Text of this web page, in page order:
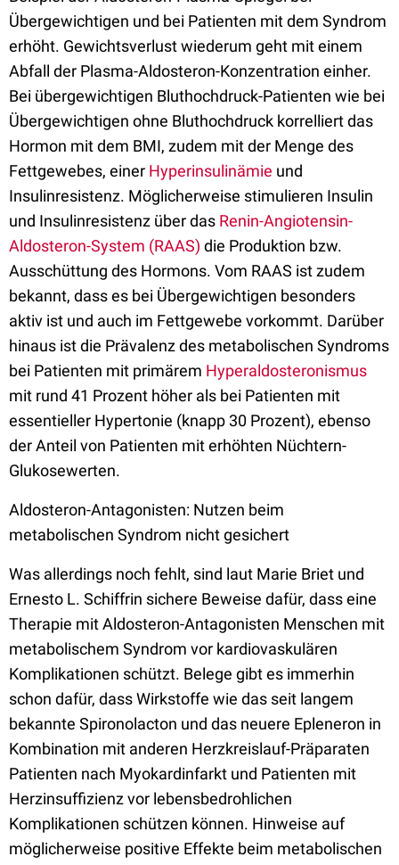
Übergewichtigen und bei Patienten mit dem Syndrom
erhöht. Gewichtsverlust wiederum geht mit einem
Abfall der Plasma-Aldosteron-Konzentration einher.
Bei übergewichtigen Bluthochdruck-Patienten wie bei
Übergewichtigen ohne Bluthochdruck korrelliert das
Hormon mit dem BMI, zudem mit der Menge des
Fettgewebes, einer Hyperinsulinämie und
Insulinresistenz. Möglicherweise stimulieren Insulin
und Insulinresistenz über das Renin-Angiotensin-
Aldosteron-System (RAAS) die Produktion bzw.
Ausschüttung des Hormons. Vom RAAS ist zudem
bekannt, dass es bei Übergewichtigen besonders
aktiv ist und auch im Fettgewebe vorkommt. Darüber
hinaus ist die Prävalenz des metabolischen Syndroms
bei Patienten mit primärem Hyperaldosteronismus
mit rund 41 Prozent höher als bei Patienten mit
essentieller Hypertonie (knapp 30 Prozent), ebenso
der Anteil von Patienten mit erhöhten Nüchtern-
Glukosewerten.
Aldosteron-Antagonisten: Nutzen beim
metabolischen Syndrom nicht gesichert
Was allerdings noch fehlt, sind laut Marie Briet und
Ernesto L. Schiffrin sichere Beweise dafür, dass eine
Therapie mit Aldosteron-Antagonisten Menschen mit
metabolischem Syndrom vor kardiovaskulären
Komplikationen schützt. Belege gibt es immerhin
schon dafür, dass Wirkstoffe wie das seit langem
bekannte Spironolacton und das neuere Epleneron in
Kombination mit anderen Herzkreislauf-Präparaten
Patienten nach Myokardinfarkt und Patienten mit
Herzinsuffizienz vor lebensbedrohlichen
Komplikationen schützen können. Hinweise auf
möglicherweise positive Effekte beim metabolischen